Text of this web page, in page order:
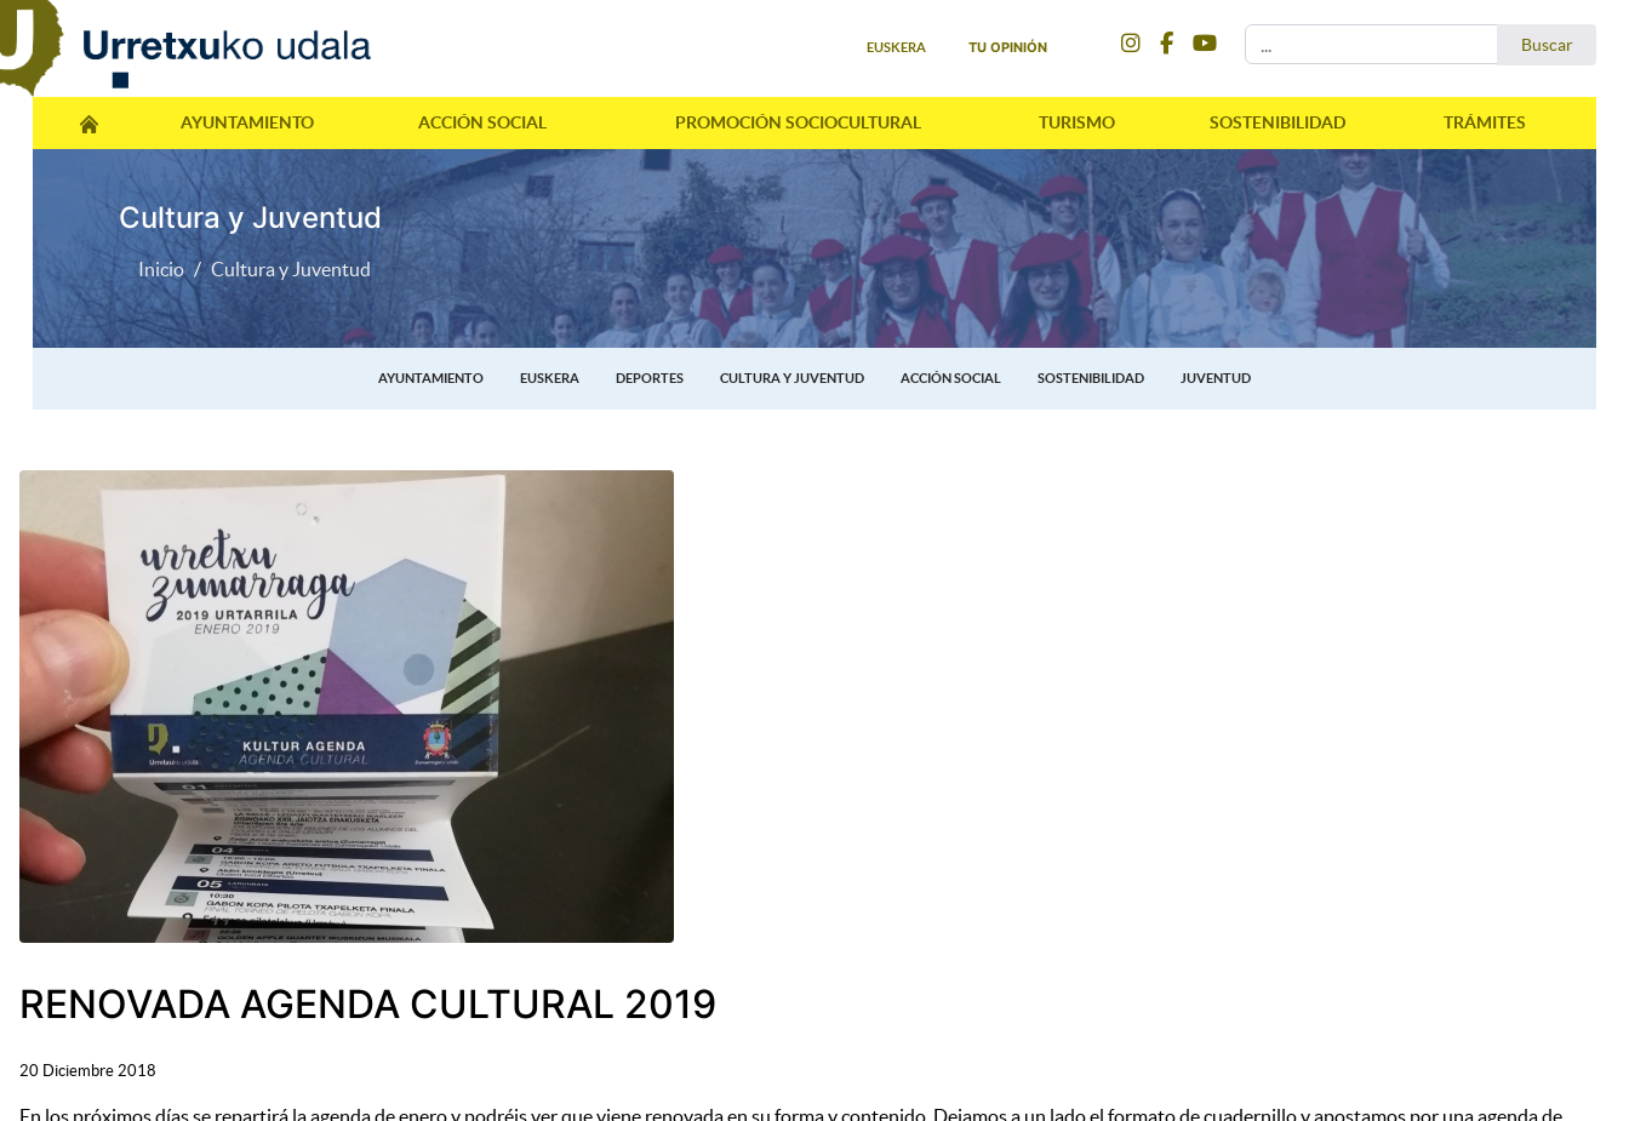
EUSKERA TU OPINIÓN Buscar
AYUNTAMIENTO ACCIÓN SOCIAL PROMOCIÓN SOCIOCULTURAL TURISMO SOSTENIBILIDAD TRÁMITES
Cultura y Juventud
Inicio Cultura y Juventud
AYUNTAMIENTO EUSKERA DEPORTES CULTURA Y JUVENTUD ACCIÓN SOCIAL SOSTENIBILIDAD JUVENTUD
RENOVADA AGENDA CULTURAL 2019
20 Diciembre 2018
En los próximos días se repartirá la agenda de enero y podréis ver que viene renovada en su forma y contenido. Dejamos a un lado el formato de cuadernillo y apostamos por una agenda de